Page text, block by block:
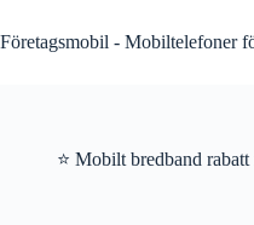
to
content
Företagsmobil - Mobiltelefoner
⭐ Mobilt bredband